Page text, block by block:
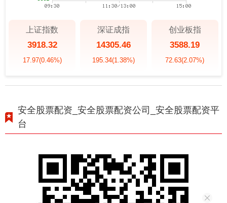
上证指数
3918.32
17.97(0.46%)
深证成指
14305.46
195.34(1.38%)
创业板指
3588.19
72.63(2.07%)
安全股票配资_安全股票配资公司_安全股票配资平
台